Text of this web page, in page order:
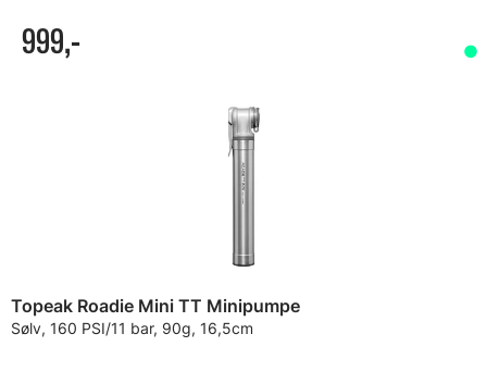
999,-
Topeak Roadie Mini TT Minipumpe
Sølv, 160 PSI/11 bar, 90g, 16,5cm